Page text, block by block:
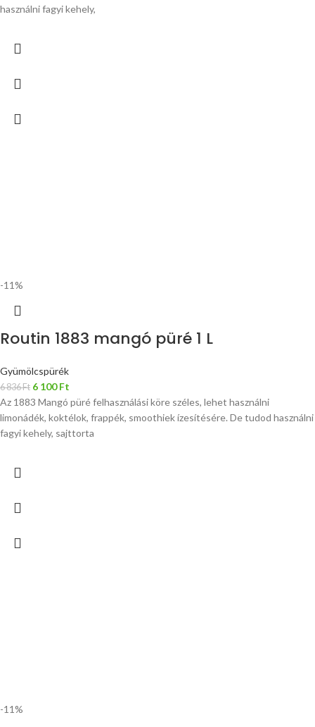
használni fagyi kehely,
-11%
Routin 1883 mangó püré 1 L
Gyümölcspürék
6 836Ft 6 100Ft
Az 1883 Mangó püré felhasználási köre széles, lehet használni
limonádék, koktélok, frappék, smoothiek ízesítésére. De tudod használni
fagyi kehely, sajttorta
-11%